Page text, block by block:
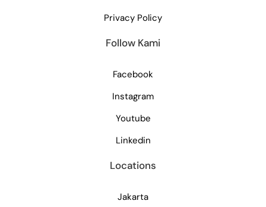
Privacy Policy
Follow Kami
Facebook
Instagram
Youtube
Linkedin
Locations
Jakarta